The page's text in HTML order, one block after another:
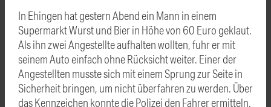
In Ehingen hat gestern Abend ein Mann in einem
Supermarkt Wurst und Bier in Höhe von 60 Euro geklaut.
Als ihn zwei Angestellte aufhalten wollten, fuhr er mit
seinem Auto einfach ohne Rücksicht weiter. Einer der
Angestellten musste sich mit einem Sprung zur Seite in
Sicherheit bringen, um nicht überfahren zu werden. Über
das Kennzeichen konnte die Polizei den Fahrer ermitteln.